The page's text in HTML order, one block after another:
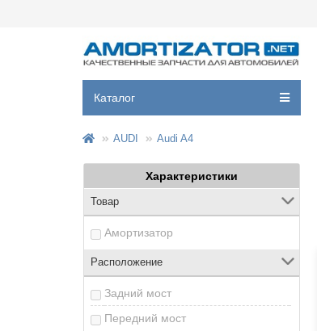
Каталог
AUDI Audi A4
Характеристики
Товар
Амортизатор
Расположение
Задний мост
Передний мост